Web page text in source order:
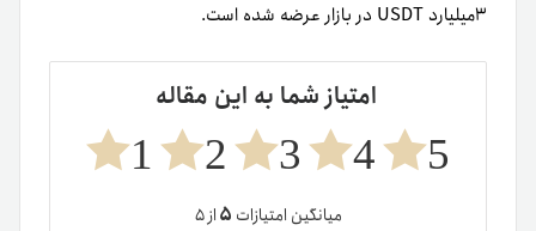
۳میلیارد USDT در بازار عرضه شده است.
امتیاز شما به این مقاله
5
4
3
2
1
میانگین امتیازات ۵از ۵